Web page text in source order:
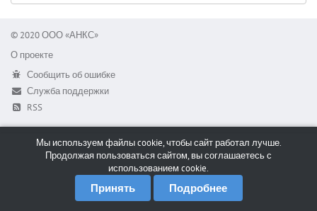
© 2020 ООО «АНКС»
О проекте
Сообщить об ошибке
Служба поддержки
RSS
Мы используем файлы cookie, чтобы сайт работал лучше.
Продолжая пользоваться сайтом, вы соглашаетесь с
использованием cookie.
Принять Подробнее